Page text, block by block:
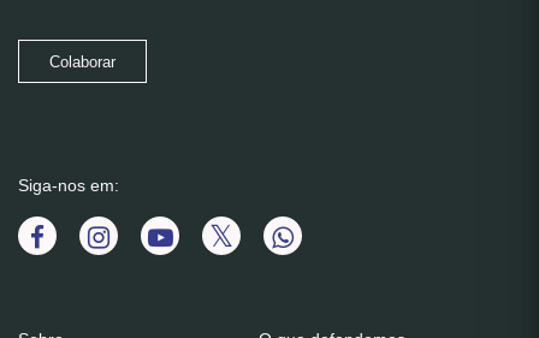
Colaborar
Siga-nos em: